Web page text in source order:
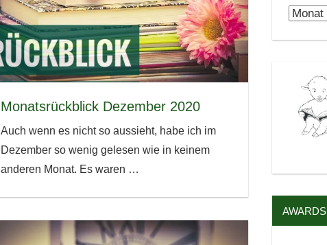
Monatsrückblick Dezember 2020
Auch wenn es nicht so aussieht, habe ich im
Dezember so wenig gelesen wie in keinem
anderen Monat. Es waren …
Archiv
AWARDS